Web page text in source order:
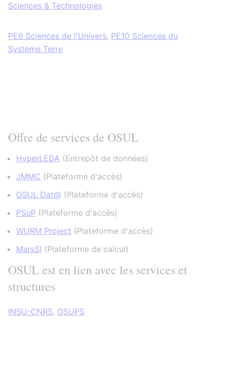
Sciences & Technologies
PE9 Sciences de l'Univers, PE10 Sciences du
Système Terre
Offre de services de OSUL
HyperLEDA (Entrepôt de données)
JMMC (Plateforme d'accès)
OSUL Dat@ (Plateforme d'accès)
PSuP (Plateforme d'accès)
WURM Project (Plateforme d'accès)
MarsSI (Plateforme de calcul)
OSUL est en lien avec les services et
structures
INSU-CNRS, OSUPS